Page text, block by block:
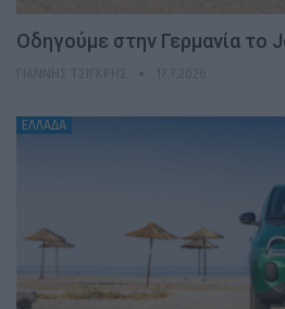
Οδηγούμε στην Γερμανία το
ΕΛΛΑΔΑ